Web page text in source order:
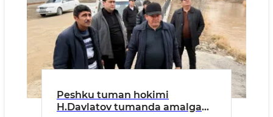
Peshku tuman hokimi
H.Davlatov tumanda amalga